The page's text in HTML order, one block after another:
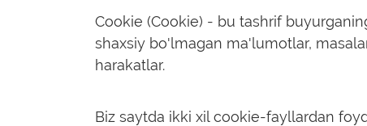
Cookie (Cookie) - bu tashrif
shaxsiy bo'lmagan ma'lumotlar,
harakatlar.
Biz saytda ikki xil cookie-fayllardan